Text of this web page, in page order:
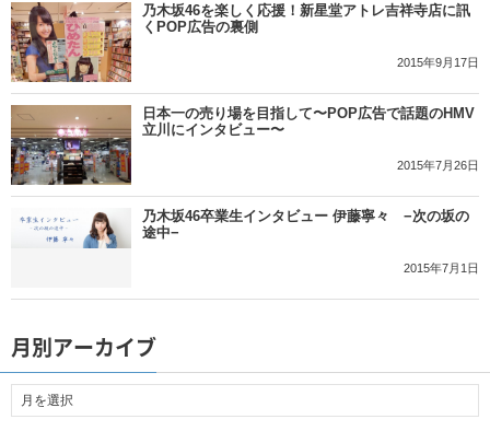
乃木坂46を楽しく応援！新星堂アトレ吉祥寺店に訊
くPOP広告の裏側
2015年9月17日
日本一の売り場を目指して〜POP広告で話題のHMV
立川にインタビュー〜
2015年7月26日
乃木坂46卒業生インタビュー 伊藤寧々 −次の坂の
途中−
2015年7月1日
月別アーカイブ